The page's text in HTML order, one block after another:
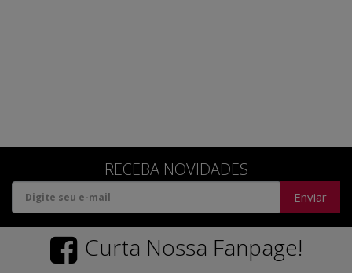
RECEBA NOVIDADES
Enviar
Curta Nossa Fanpage!